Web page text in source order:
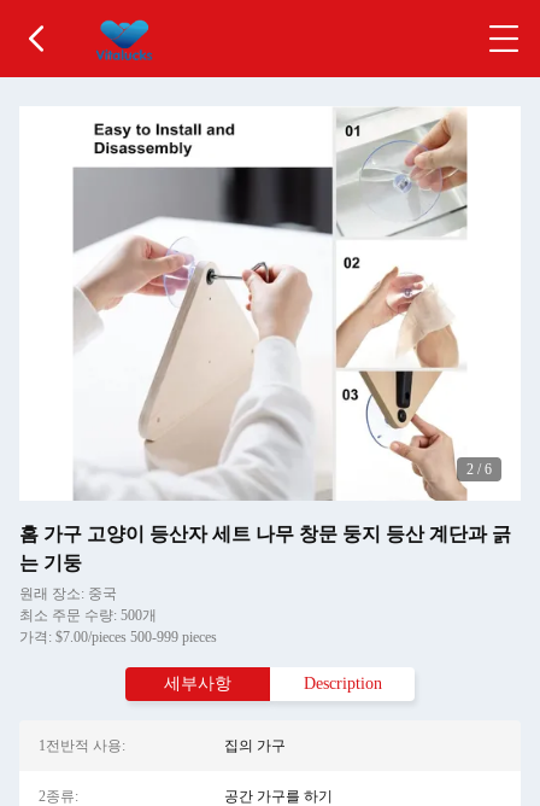
2 / 6
홈 가구 고양이 등산자 세트 나무 창문 둥지 등산 계단과 긁
는 기둥
원래 장소: 중국
최소 주문 수량: 500개
가격: $7.00/pieces 500-999 pieces
세부사항 Description
1전반적 사용: 집의 가구
2종류: 공간 가구를 하기